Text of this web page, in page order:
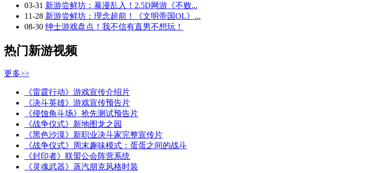
03-31 新游尝鲜坊：暴漫乱入！2.5D网游《不败...
11-28 新游尝鲜坊：理念超前！《文明帝国OL》...
08-30 绅士游戏盘点！我不信有直男不想玩！
热门新游视频
更多>>
《雷霆行动》游戏宣传介绍片
《决斗英雄》游戏宣传预告片
《侵蚀角斗场》抢先测试预告片
《战争仪式》新地图龙之园
《黑色沙漠》新职业决斗家完整宣传片
《战争仪式》周末趣味模式：蛋蛋之间的战斗
《封印者》联盟公会阵营系统
《灵魂武器》蒸汽朋克风格时装